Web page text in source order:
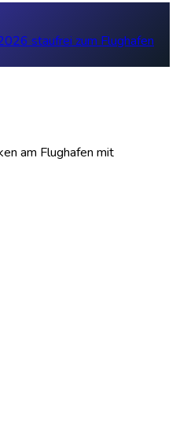
staufrei zum Flughafen
am Flughafen mit